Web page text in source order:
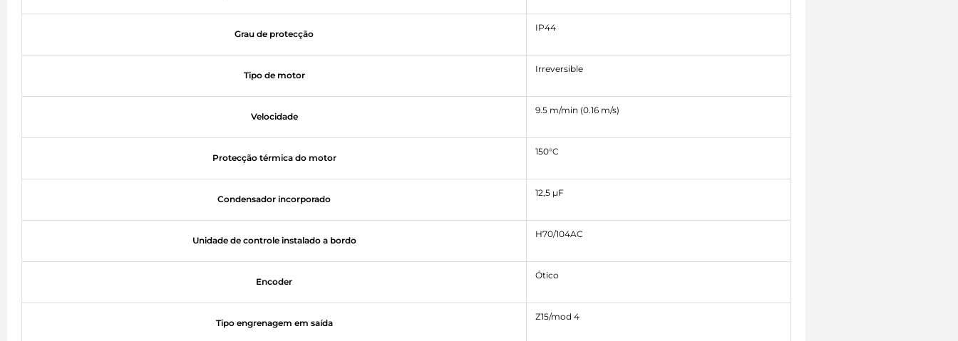
Grau de protecção
IP44
Tipo de motor
Irreversible
Velocidade
9.5 m/min (0.16 m/s)
Protecção térmica do motor
150°C
Condensador incorporado
12,5 µF
Unidade de controle instalado a bordo
H70/104AC
Encoder
Ótico
Tipo engrenagem em saída
Z15/mod 4